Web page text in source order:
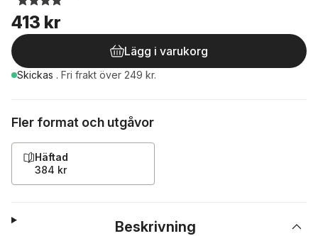
413 kr
Lägg i varukorg
Skickas . Fri frakt över 249 kr.
Fler format och utgåvor
Häftad
384 kr
Beskrivning